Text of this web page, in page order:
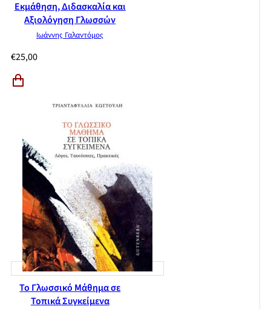
Εκμάθηση, Διδασκαλία και
Αξιολόγηση Γλωσσών
Ιωάννης Γαλαντόμος
€25,00
Το Γλωσσικό Μάθημα σε
Τοπικά Συγκείμενα